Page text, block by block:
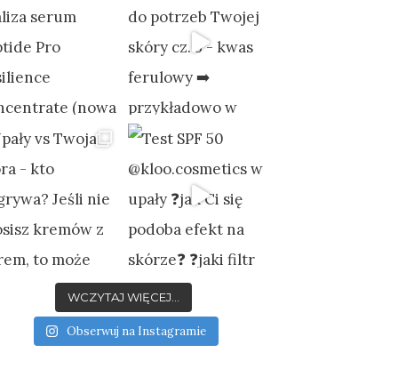
WCZYTAJ WIĘCEJ...
Obserwuj na Instagramie